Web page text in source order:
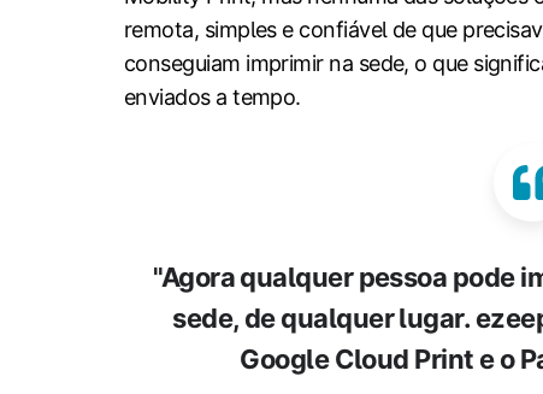
remota, simples e confiável de que
conseguiam imprimir na sede, o que
enviados a tempo.
"Agora qualquer pessoa pode
sede, de qualquer lugar.
Google Cloud Print e o